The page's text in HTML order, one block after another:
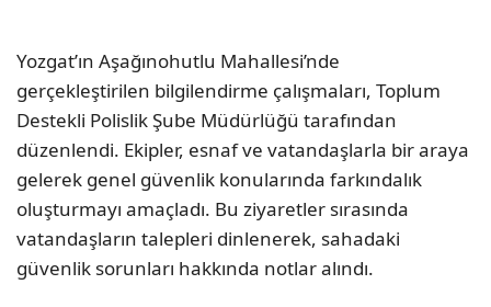
Yozgat’ın Aşağınohutlu Mahallesi’nde
gerçekleştirilen bilgilendirme çalışmaları, Toplum
Destekli Polislik Şube Müdürlüğü tarafından
düzenlendi. Ekipler, esnaf ve vatandaşlarla bir araya
gelerek genel güvenlik konularında farkındalık
oluşturmayı amaçladı. Bu ziyaretler sırasında
vatandaşların talepleri dinlenerek, sahadaki
güvenlik sorunları hakkında notlar alındı.